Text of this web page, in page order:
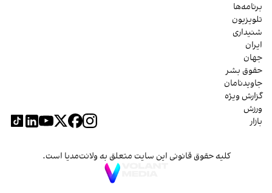
برنامه‌ها
تلویزیون
شنیداری
ایران
جهان
حقوق بشر
جاویدنامان
گزارش ویژه
ورزش
بازار
کلیه حقوق قانونی این سایت متعلق به ولانت‌مدیا است.